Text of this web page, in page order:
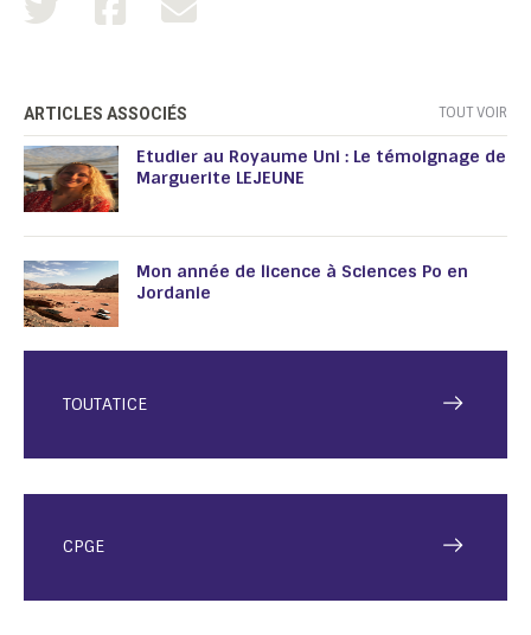
ARTICLES ASSOCIÉS TOUT VOIR
Etudier au Royaume Uni : Le témoignage de
Marguerite LEJEUNE
Mon année de licence à Sciences Po en
Jordanie
TOUTATICE
CPGE